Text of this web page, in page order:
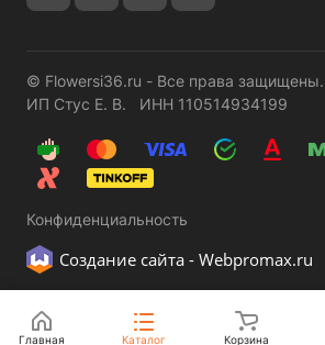
© Flowersi36.ru - Все права защищены.
ИП Стус Е. В. ИНН 110514934199
Конфиденциальность
Создание сайта - Webpromax.ru
Главная Каталог Корзина